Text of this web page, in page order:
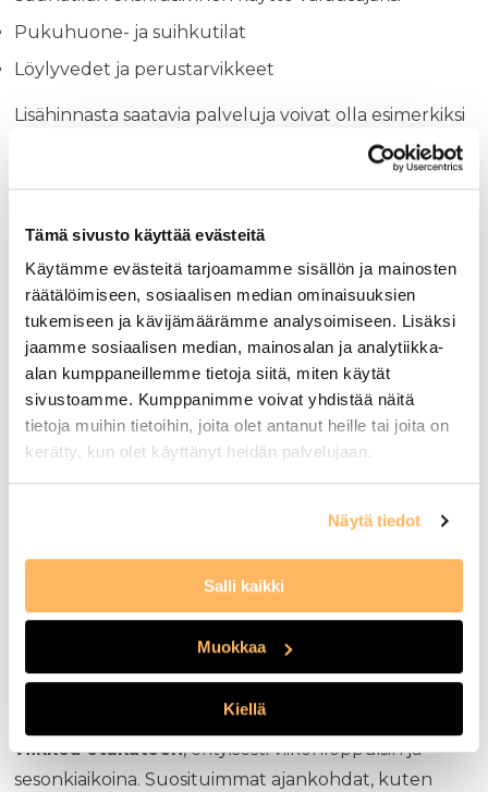
Tämä sivusto käyttää evästeitä
Käytämme evästeitä tarjoamamme sisällön ja mainosten
räätälöimiseen, sosiaalisen median ominaisuuksien
tukemiseen ja kävijämäärämme analysoimiseen. Lisäksi
jaamme sosiaalisen median, mainosalan ja analytiikka-
alan kumppaneillemme tietoja siitä, miten käytät
sivustoamme. Kumppanimme voivat yhdistää näitä
tietoja muihin tietoihin, joita olet antanut heille tai joita on
kerätty, kun olet käyttänyt heidän palvelujaan.
Näytä tiedot
Salli kaikki
Muokkaa
Kiellä
Pukuhuone- ja suihkutilat
Löylyvedet ja perustarvikkeet
Lisähinnasta saatavia palveluja voivat olla esimerkiksi
tarjoilut ja ruokailu, lisäajat, erikoissaunat kuten
aromiterapia tai infrapunasauna sekä erilaiset
päivän seuraavalle tasolle, kannattaa tutustua
4Cateringin pitopalveluun– ammattitaitoinen
pitopalvelu hoitaa ruokailun ja tarjoilut, jolloin voit
itse keskittyä nauttimaan porukan kanssa. Meillä
SaunaTampereella ryhmävarauksen sisältö käydään
läpi aina varauksen yhteydessä, jotta kaikki tietävät
tarkalleen, mitä hintaan sisältyy ja mitä voi
halutessaan lisätä.
siihen, onko hinta henkilökohtainen vai koko
ryhmälle kiinteä. Kiinteä ryhmähinta on usein
edullisempi suuremmalla porukalla.
Miten ryhmäsaunavuoro kannattaa
varata etukäteen?
Ryhmäsaunavuoro kannattaa varata
viikkoa etukäteen, erityisesti viikonloppuisin ja
sesonkiaikoina. Suosituimmat ajankohdat, kuten